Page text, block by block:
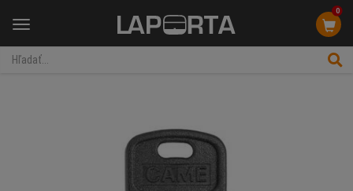
Menu
0